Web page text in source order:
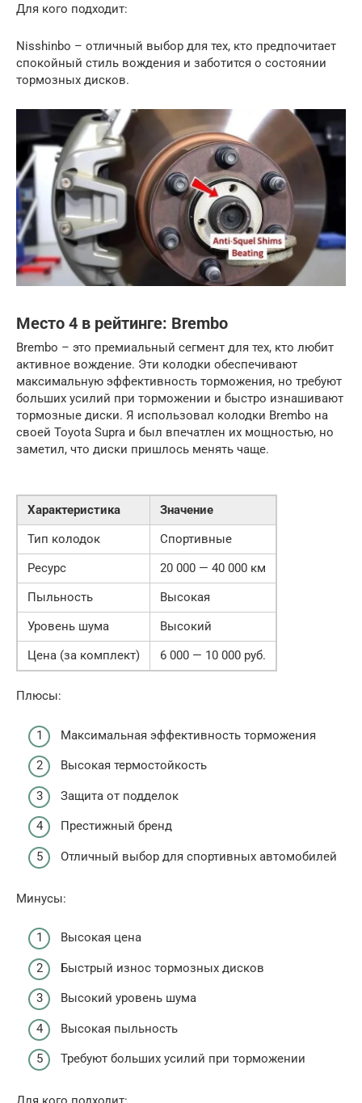
Для кого подходит:
Nisshinbo – отличный выбор для тех, кто предпочитает
спокойный стиль вождения и заботится о состоянии
тормозных дисков.
Место 4 в рейтинге: Brembo
Brembo – это премиальный сегмент для тех, кто любит
активное вождение. Эти колодки обеспечивают
максимальную эффективность торможения, но требуют
больших усилий при торможении и быстро изнашивают
тормозные диски. Я использовал колодки Brembo на
своей Toyota Supra и был впечатлен их мощностью, но
заметил, что диски пришлось менять чаще.
Характеристика
Значение
Тип колодок
Спортивные
Ресурс
20 000 — 40 000 км
Пыльность
Высокая
Уровень шума
Высокий
Цена (за комплект)
6 000 — 10 000 руб.
Плюсы:
Максимальная эффективность торможения
Высокая термостойкость
Защита от подделок
Престижный бренд
Отличный выбор для спортивных автомобилей
Минусы:
Высокая цена
Быстрый износ тормозных дисков
Высокий уровень шума
Высокая пыльность
Требуют больших усилий при торможении